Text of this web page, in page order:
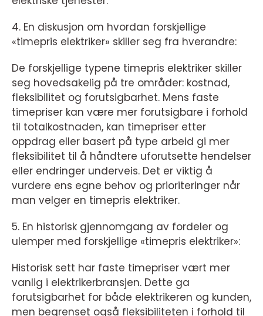
4. En diskusjon om hvordan forskjellige
«timepris elektriker» skiller seg fra hverandre:
De forskjellige typene timepris elektriker skiller
seg hovedsakelig på tre områder: kostnad,
fleksibilitet og forutsigbarhet. Mens faste
timepriser kan være mer forutsigbare i forhold
til totalkostnaden, kan timepriser etter
oppdrag eller basert på type arbeid gi mer
fleksibilitet til å håndtere uforutsette hendelser
eller endringer underveis. Det er viktig å
vurdere ens egne behov og prioriteringer når
man velger en timepris elektriker.
5. En historisk gjennomgang av fordeler og
ulemper med forskjellige «timepris elektriker»:
Historisk sett har faste timepriser vært mer
vanlig i elektrikerbransjen. Dette ga
forutsigbarhet for både elektrikeren og kunden,
men begrenset også fleksibiliteten i forhold til